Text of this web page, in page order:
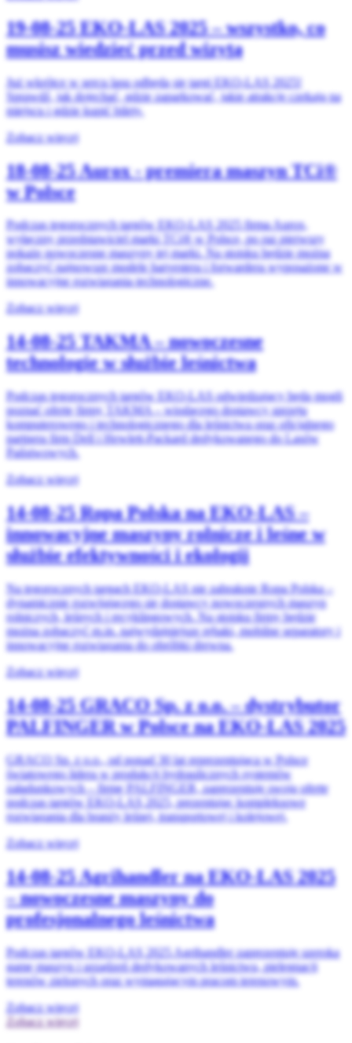
19-08-25EKO-LAS 2025 – wszystko, co
musisz wiedzieć przed wizytą
Już wkrótce w sercu lasu odbędą się targi EKO-LAS 2025!
Sprawdź, jak dojechać, gdzie zaparkować, jakie atrakcje czekają na
miejscu i gdzie kupić bilety.
Zobacz więcej
18-08-25Aurox - premiera maszyn TCi®
w Polsce
Podczas tegorocznych targów EKO-LAS 2025 firma Aurox,
wyłączny przedstawiciel marki TCi® w Polsce, po raz pierwszy
pokaże nowoczesne maszyny tej marki. Na stoisku będzie można
zobaczyć najnowsze modele harvestera i forwardera wyposażone w
innowacyjne rozwiązania technologiczne.
Zobacz więcej
14-08-25TAKMA – nowoczesne
technologie w służbie leśnictwa
Podczas tegorocznych targów EKO-LAS odwiedzający będą mogli
poznać ofertę firmy TAKMA – wiodącego dostawcy sprzętu
komputerowego i technologicznego dla leśnictwa oraz oficjalnego
partnera firm Dell i Hewlett-Packard dedykowanego do Lasów
Państwowych.
Zobacz więcej
14-08-25Ropa Polska na EKO-LAS –
innowacyjne maszyny rolnicze i leśne w
służbie efektywności i ekologii
Na tegorocznych targach EKO-LAS nie zabraknie Ropa Polska –
dynamicznie rozwijającego się dostawcy nowoczesnych maszyn
rolniczych, leśnych i recyklingowych. Na stoisku firmy będzie
można zobaczyć m.in. najwydajniejsze rębaki, mobilne separatory i
innowacyjne rozwiązania do obróbki drewna.
Zobacz więcej
14-08-25GRACO Sp. z o.o. – dystrybutor
PALFINGER w Polsce na EKO-LAS 2025
GRACO Sp. z o.o., od ponad 30 lat reprezentująca w Polsce
światowego lidera w produkcji hydraulicznych systemów
załadunkowych – firmę PALFINGER, zaprezentuje swoją ofertę
podczas targów EKO-LAS 2025, prezentując kompleksowe
rozwiązania dla branży leśnej, transportowej i kolejowej.
Zobacz więcej
14-08-25Agrihandler na EKO-LAS 2025
– nowoczesne maszyny do
profesjonalnego leśnictwa
Podczas targów EKO-LAS 2025 Agrihandler zaprezentuje szeroką
gamę maszyn i urządzeń dedykowanych leśnictwu, pielęgnacji
terenów zielonych oraz wymagającym pracom terenowym.
Zobacz więcej
Zobacz więcej